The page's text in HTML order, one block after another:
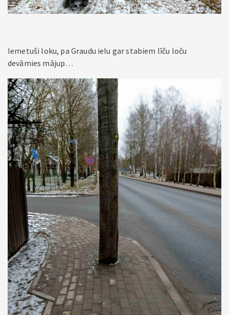
Iemetuši loku, pa Graudu ielu gar stabiem līču loču
devāmies mājup…